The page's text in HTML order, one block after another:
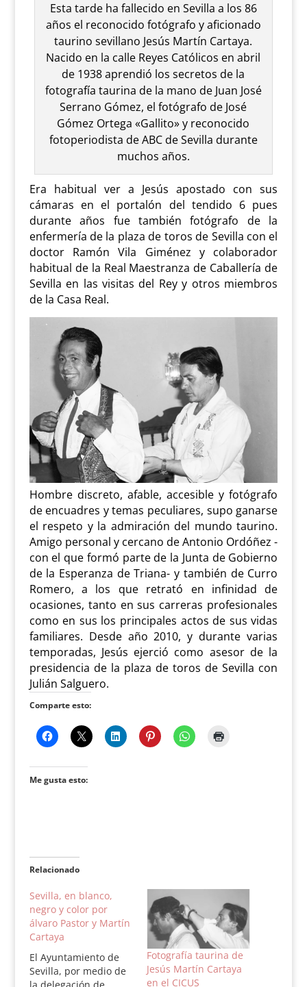
Esta tarde ha fallecido en Sevilla a los 86
años el reconocido fotógrafo y aficionado
taurino sevillano Jesús Martín Cartaya.
Nacido en la calle Reyes Católicos en abril
de 1938 aprendió los secretos de la
fotografía taurina de la mano de Juan José
Serrano Gómez, el fotógrafo de José
Gómez Ortega «Gallito» y reconocido
fotoperiodista de ABC de Sevilla durante
muchos años.
Era habitual ver a Jesús apostado con sus
cámaras en el portalón del tendido 6 pues
durante años fue también fotógrafo de la
enfermería de la plaza de toros de Sevilla con el
doctor Ramón Vila Giménez y colaborador
habitual de la Real Maestranza de Caballería de
Sevilla en las visitas del Rey y otros miembros
de la Casa Real.
Hombre discreto, afable, accesible y fotógrafo
de encuadres y temas peculiares, supo ganarse
el respeto y la admiración del mundo taurino.
Amigo personal y cercano de Antonio Ordóñez -
con el que formó parte de la Junta de Gobierno
de la Esperanza de Triana- y también de Curro
Romero, a los que retrató en infinidad de
ocasiones, tanto en sus carreras profesionales
como en sus los principales actos de sus vidas
familiares. Desde año 2010, y durante varias
temporadas, Jesús ejerció como asesor de la
presidencia de la plaza de toros de Sevilla con
Julián Salguero.
Comparte esto:
Me gusta esto:
Relacionado
Sevilla, en blanco,
negro y color por
álvaro Pastor y Martín
Cartaya
El Ayuntamiento de
Sevilla, por medio de
Fotografía taurina de
Jesús Martín Cartaya
en el CICUS